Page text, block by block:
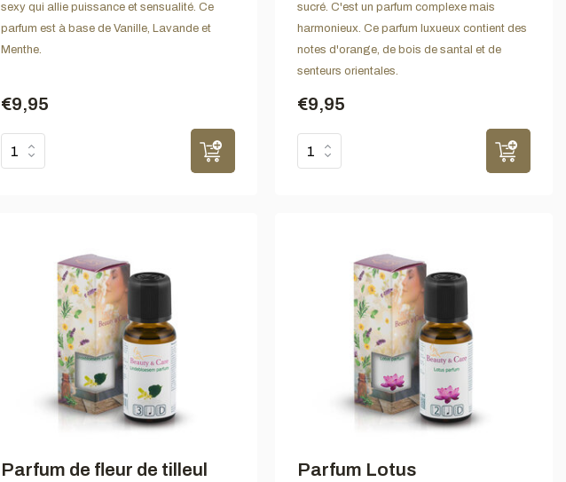
sexy qui allie puissance et sensualité. Ce
parfum est à base de Vanille, Lavande et
Menthe.
€9,95
sucré. C'est un parfum complexe mais
harmonieux. Ce parfum luxueux contient des
notes d'orange, de bois de santal et de
senteurs orientales.
€9,95
Parfum de fleur de tilleul Parfum Lotus